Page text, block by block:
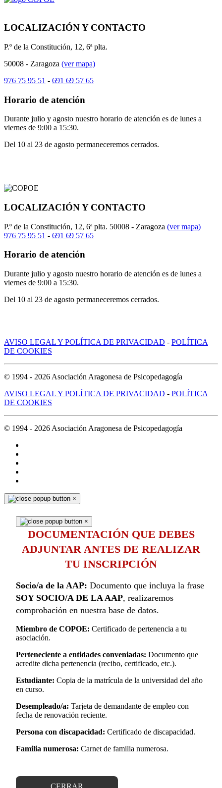
LOCALIZACIÓN Y CONTACTO
P.º de la Constitución, 12, 6ª plta.
50008 - Zaragoza (ver mapa)
976 75 95 51 - 691 69 57 65
Horario de atención
Durante julio y agosto nuestro horario de atención es de lunes a
viernes de 9:00 a 15:30.
Del 10 al 23 de agosto permaneceremos cerrados.
LOCALIZACIÓN Y CONTACTO
P.º de la Constitución, 12, 6ª plta. 50008 - Zaragoza (ver mapa)
976 75 95 51 - 691 69 57 65
Horario de atención
Durante julio y agosto nuestro horario de atención es de lunes a
viernes de 9:00 a 15:30.
Del 10 al 23 de agosto permaneceremos cerrados.
AVISO LEGAL Y POLÍTICA DE PRIVACIDAD - POLÍTICA
DE COOKIES
© 1994 - 2026 Asociación Aragonesa de Psicopedagogía
AVISO LEGAL Y POLÍTICA DE PRIVACIDAD - POLÍTICA
DE COOKIES
© 1994 - 2026 Asociación Aragonesa de Psicopedagogía
×
×
DOCUMENTACIÓN QUE DEBES
ADJUNTAR ANTES DE REALIZAR
TU INSCRIPCIÓN
Socio/a de la AAP: Documento que incluya la frase
SOY SOCIO/A DE LA AAP, realizaremos
comprobación en nuestra base de datos.
Miembro de COPOE: Certificado de pertenencia a tu
asociación.
Perteneciente a entidades conveniadas: Documento que
acredite dicha pertenencia (recibo, certificado, etc.).
Estudiante: Copia de la matrícula de la universidad del año
en curso.
Desempleado/a: Tarjeta de demandante de empleo con
fecha de renovación reciente.
Persona con discapacidad: Certificado de discapacidad.
Familia numerosa: Carnet de familia numerosa.